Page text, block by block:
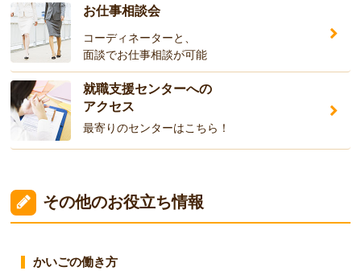
お仕事相談会
コーディネーターと、
面談でお仕事相談が可能
就職支援センターへの
アクセス
最寄りのセンターはこちら！
その他のお役立ち情報
かいごの働き方